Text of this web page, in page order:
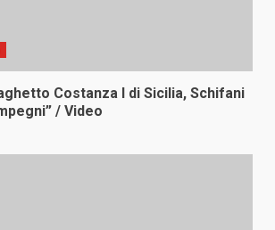
Costanza I di Sicilia, Schifani
/ Video